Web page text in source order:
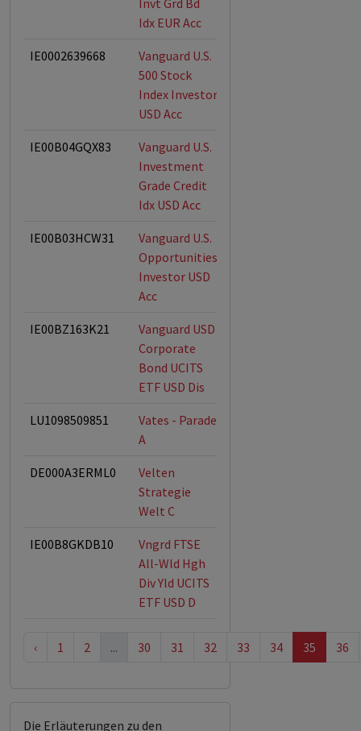
Invt Grd Bd
Idx EUR Acc
IE0002639668
Vanguard U.S.
500 Stock
Index Investor
USD Acc
IE00B04GQX83
Vanguard U.S.
Investment
Grade Credit
Idx USD Acc
IE00B03HCW31
Vanguard U.S.
Opportunities
Investor USD
Acc
IE00BZ163K21
Vanguard USD
Corporate
Bond UCITS
ETF USD Dis
LU1098509851
Vates - Parade
A
DE000A3ERML0
Velten
Strategie
Welt C
IE00B8GKDB10
Vngrd FTSE
All-Wld Hgh
Div Yld UCITS
ETF USD D
‹ 1 2 ... 30 31 32 33 34 35 36
Die Erläuterungen zu den